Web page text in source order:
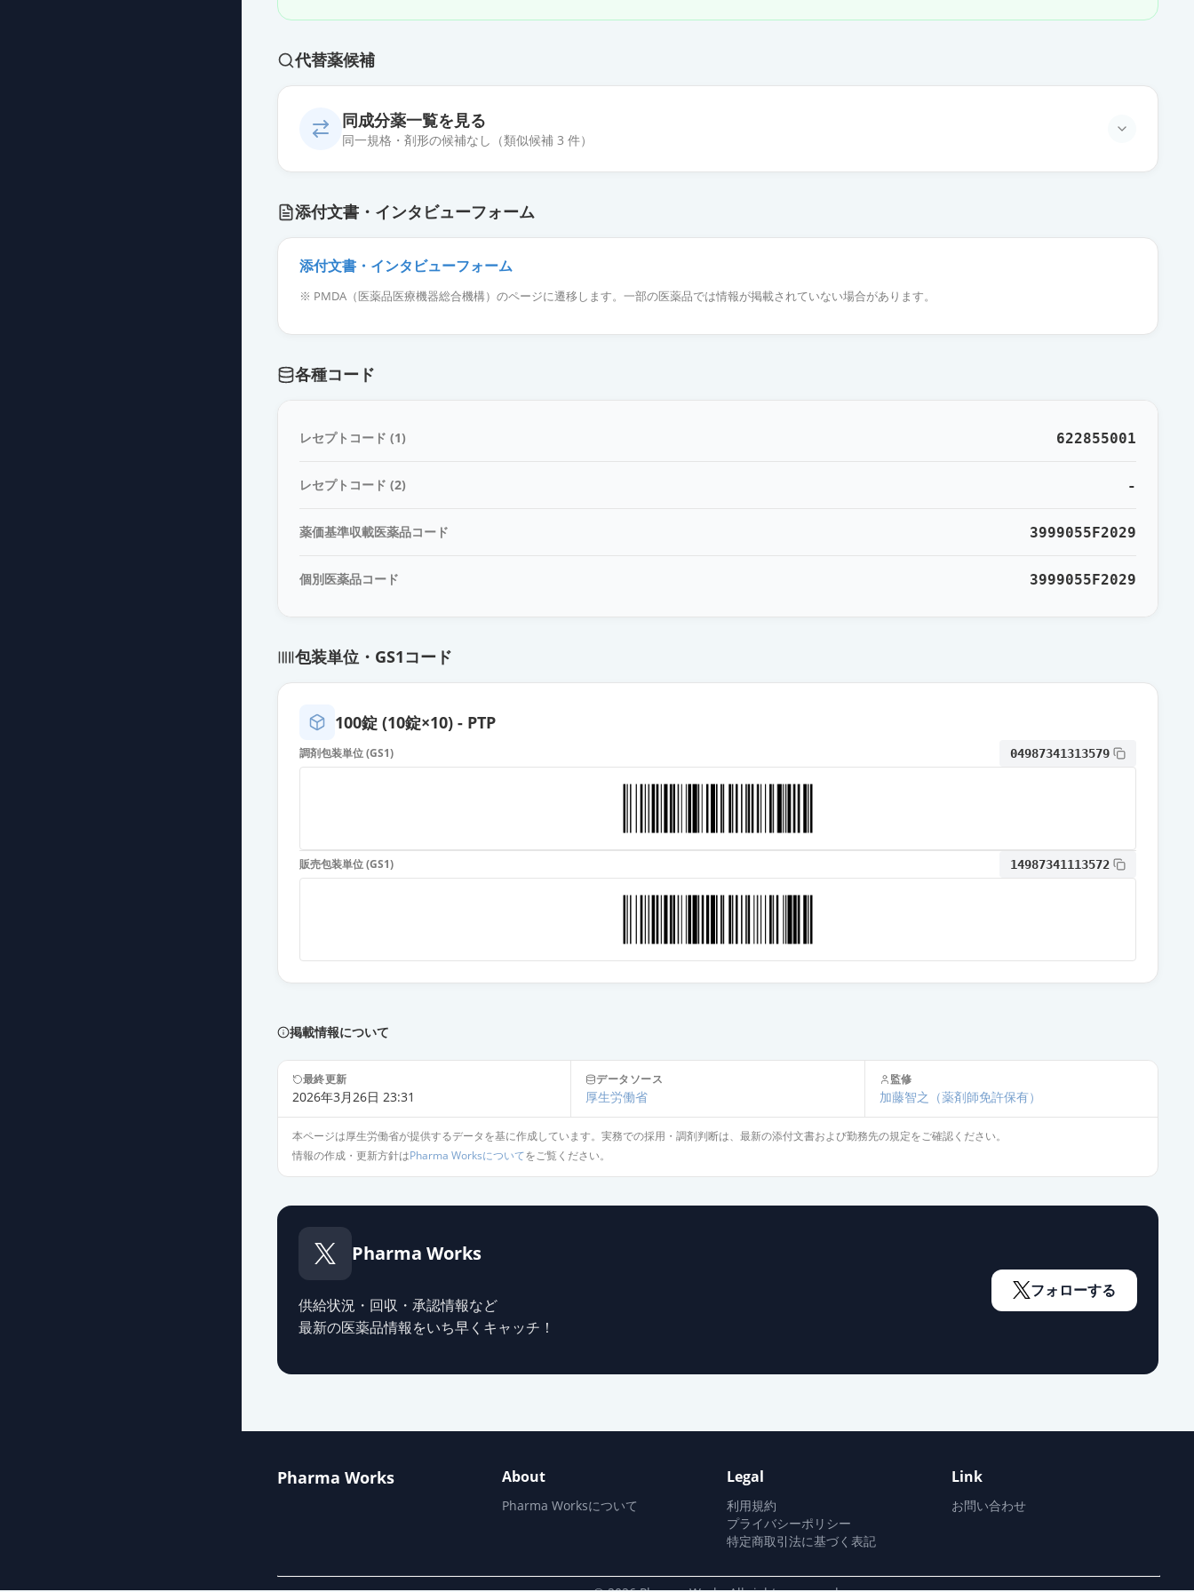
代替薬候補
同成分薬一覧を見る
同一規格・剤形の候補なし（類似候補 3 件）
マスーレッド錠5mg
薬価 40.10 円
マスーレッド錠25mg
マスーレッド錠75mg
添付文書・インタビューフォーム
添付文書・インタビューフォーム
※ PMDA（医薬品医療機器総合機構）のページに遷移します。一部の医薬品では情報が掲載されていない場合があります。
各種コード
レセプトコード (1) 622855001
レセプトコード (2) -
薬価基準収載医薬品コード 3999055F2029
個別医薬品コード 3999055F2029
包装単位・GS1コード
100錠 (10錠×10) - PTP
調剤包装単位 (GS1) 04987341313579
販売包装単位 (GS1) 14987341113572
掲載情報について
最終更新
2026年3月26日 23:31
データソース
厚生労働省
監修
加藤智之 （薬剤師免許保有）
本ページは厚生労働省が提供するデータを基に作成しています。実務での採用・調剤判断は、最新の添付文書および勤務先の規定をご確認ください。
情報の作成・更新方針はPharma Worksについてをご覧ください。
Pharma Works
供給状況・回収・承認情報など
最新の医薬品情報をいち早くキャッチ！
フォローする
Pharma Works About
Pharma Worksについて
Legal
利用規約
プライバシーポリシー
特定商取引法に基づく表記
Link
お問い合わせ